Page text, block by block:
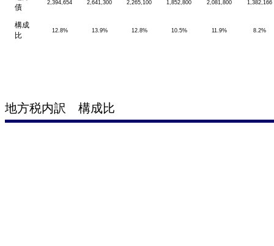
債
2,394,654 2,641,300 2,265,100 1,852,800 2,081,800 1,382,166
構成
比
12.8% 13.9% 12.8% 10.5% 11.9% 8.2%
地方税内訳 構成比